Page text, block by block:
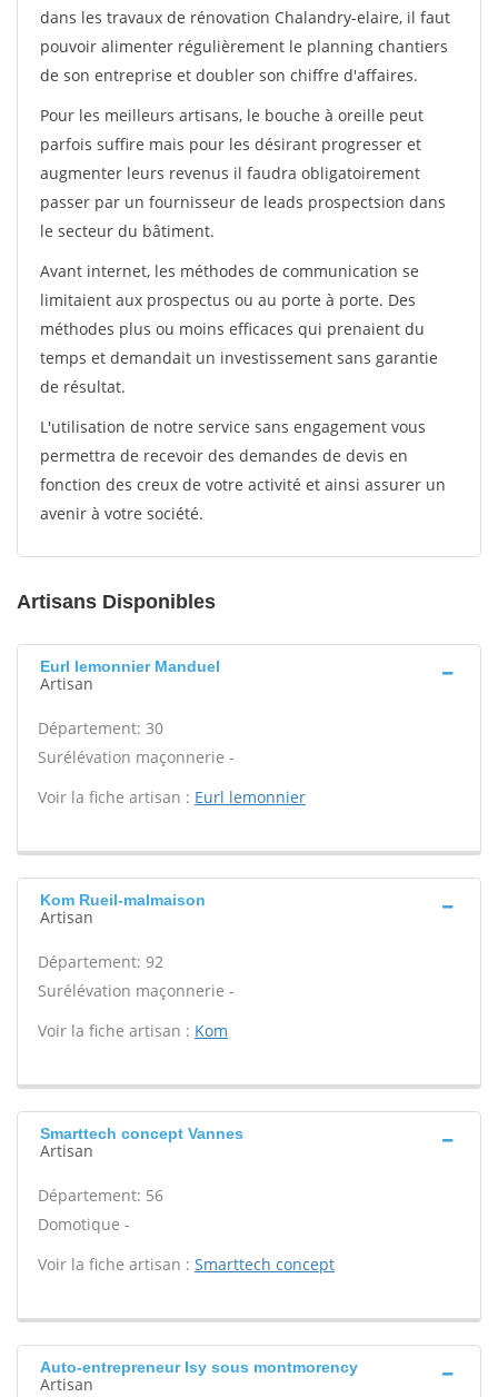
dans les travaux de rénovation Chalandry-elaire, il faut
pouvoir alimenter régulièrement le planning chantiers
de son entreprise et doubler son chiffre d'affaires.
Pour les meilleurs artisans, le bouche à oreille peut
parfois suffire mais pour les désirant progresser et
augmenter leurs revenus il faudra obligatoirement
passer par un fournisseur de leads prospectsion dans
le secteur du bâtiment.
Avant internet, les méthodes de communication se
limitaient aux prospectus ou au porte à porte. Des
méthodes plus ou moins efficaces qui prenaient du
temps et demandait un investissement sans garantie
de résultat.
L'utilisation de notre service sans engagement vous
permettra de recevoir des demandes de devis en
fonction des creux de votre activité et ainsi assurer un
avenir à votre société.
Artisans Disponibles
Eurl lemonnier Manduel
Artisan
Département: 30
Surélévation maçonnerie -
Voir la fiche artisan : Eurl lemonnier
Kom Rueil-malmaison
Artisan
Département: 92
Surélévation maçonnerie -
Voir la fiche artisan : Kom
Smarttech concept Vannes
Artisan
Département: 56
Domotique -
Voir la fiche artisan : Smarttech concept
Auto-entrepreneur Isy sous montmorency
Artisan